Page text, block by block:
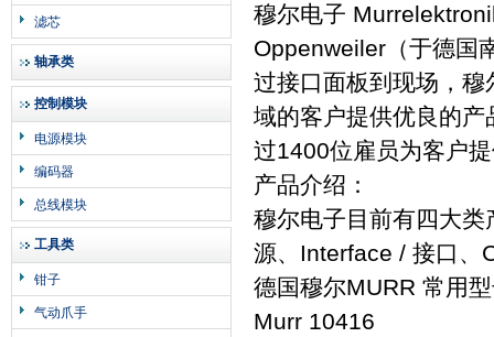
滤芯
轴承类
控制模块
电源模块
编码器
总线模块
工具类
钳子
气动爪手
穆尔电子
Oppenweiler（于德国
过接口面板到现场，
域的客户提供优良的
过1400位雇员为客户
产品介绍：
穆尔电子目前有四大
源、Interface / 接口、
德国穆尔MURR 常用
Murr 10416